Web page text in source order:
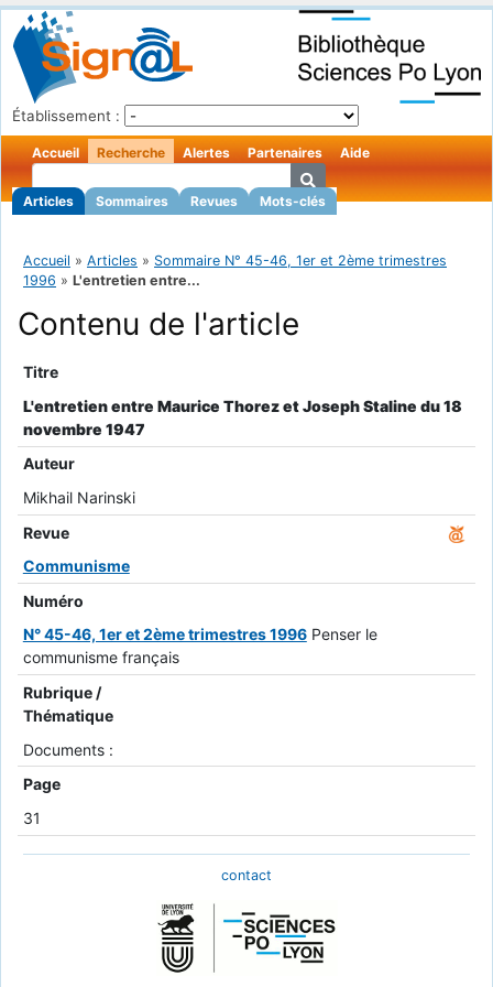
Établissement :
Accueil Recherche
Articles Sommaires Revues Mots-clés
Alertes Partenaires Aide
Accueil » Articles » Sommaire N° 45-46, 1er et 2ème trimestres
1996 » L'entretien entre...
Contenu de l'article
Titre
L'entretien entre Maurice Thorez et Joseph Staline du 18
novembre 1947
Auteur
Mikhail Narinski
Revue
Communisme
Numéro
N° 45-46, 1er et 2ème trimestres 1996 Penser le
communisme français
Rubrique /
Thématique
Documents :
Page
31
contact